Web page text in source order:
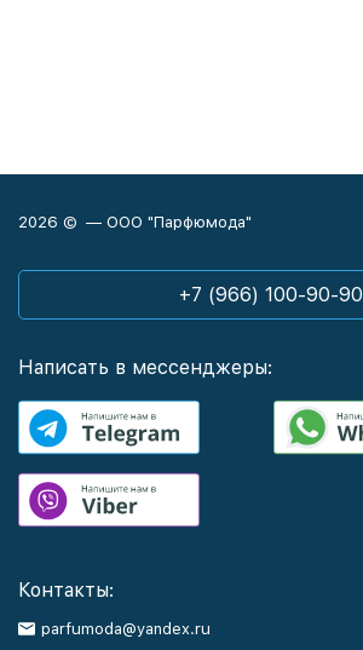
2026 © — ООО "Парфюмода"
+7 (966) 100-90-90
Написать в мессенджеры:
Контакты:
parfumoda@yandex.ru